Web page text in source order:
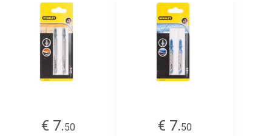
€ 7.50
€ 7.50